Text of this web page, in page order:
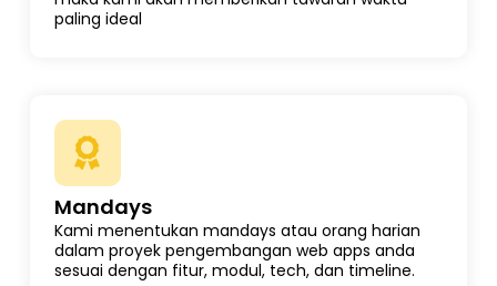
paling ideal
Mandays
Kami menentukan mandays atau orang harian
dalam proyek pengembangan web apps anda
sesuai dengan fitur, modul, tech, dan timeline.